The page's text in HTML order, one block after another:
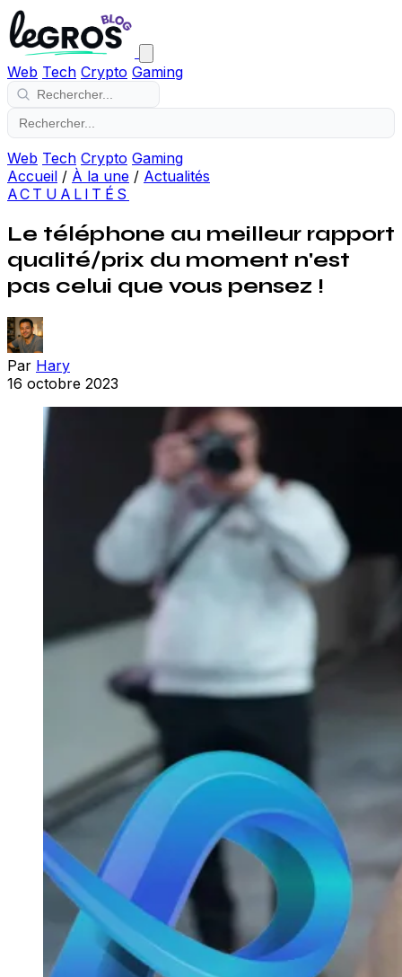
Web Tech Crypto Gaming
Web Tech Crypto Gaming
Accueil / À la une / Actualités
ACTUALITÉS
Le téléphone au meilleur rapport
qualité/prix du moment n'est
pas celui que vous pensez !
Par Hary
16 octobre 2023